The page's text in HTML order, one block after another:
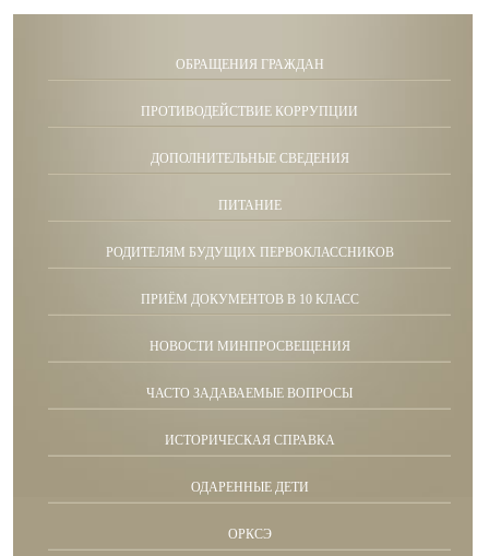
ОБРАЩЕНИЯ ГРАЖДАН
ПРОТИВОДЕЙСТВИЕ КОРРУПЦИИ
ДОПОЛНИТЕЛЬНЫЕ СВЕДЕНИЯ
ПИТАНИЕ
РОДИТЕЛЯМ БУДУЩИХ ПЕРВОКЛАССНИКОВ
ПРИЁМ ДОКУМЕНТОВ В 10 КЛАСС
НОВОСТИ МИНПРОСВЕЩЕНИЯ
ЧАСТО ЗАДАВАЕМЫЕ ВОПРОСЫ
ИСТОРИЧЕСКАЯ СПРАВКА
ОДАРЕННЫЕ ДЕТИ
ОРКСЭ